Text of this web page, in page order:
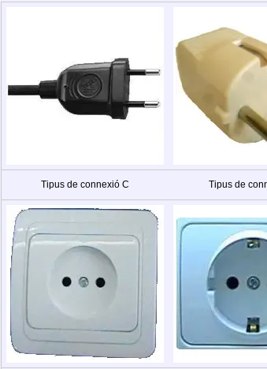
Tipus de connexió C Tipus de